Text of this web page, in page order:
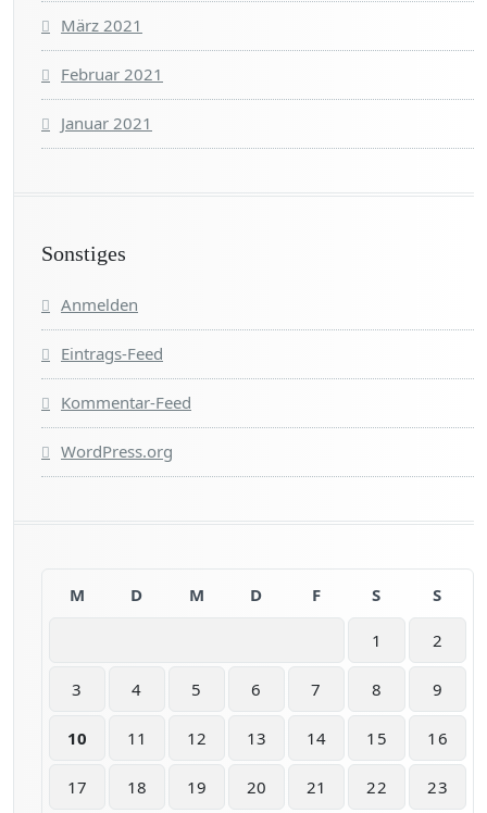
März 2021
Februar 2021
Januar 2021
Sonstiges
Anmelden
Eintrags-Feed
Kommentar-Feed
WordPress.org
M D M D F S S
1 2
3 4 5 6 7 8 9
10 11 12 13 14 15 16
17 18 19 20 21 22 23